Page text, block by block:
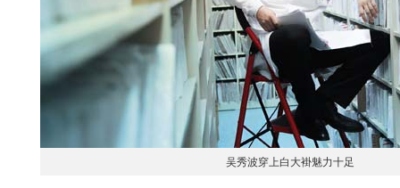
吴秀波穿上白大褂魅力十足